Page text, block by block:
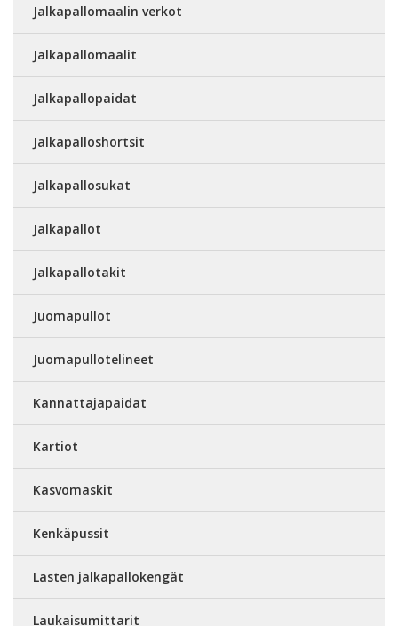
Jalkapallomaalin verkot
Jalkapallomaalit
Jalkapallopaidat
Jalkapalloshortsit
Jalkapallosukat
Jalkapallot
Jalkapallotakit
Juomapullot
Juomapullotelineet
Kannattajapaidat
Kartiot
Kasvomaskit
Kenkäpussit
Lasten jalkapallokengät
Laukaisumittarit